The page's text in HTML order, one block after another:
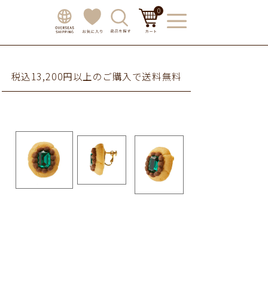
0
税込13,200円以上のご購入で送料無料